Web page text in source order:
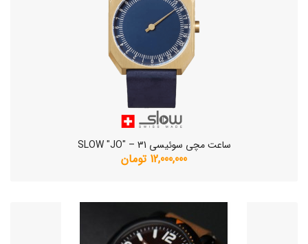
ساعت مچی سوئیسی SLOW "JO" – 31
12,000,000 تومان